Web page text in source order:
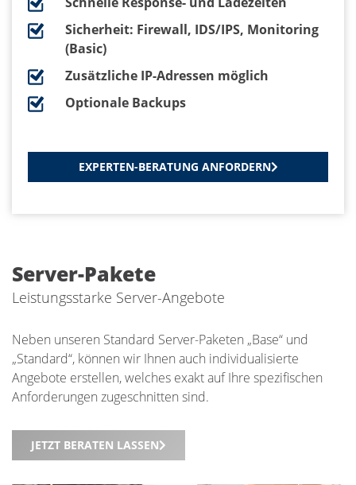
Sicherheit: Firewall, IDS/IPS, Monitoring
(Basic)
Zusätzliche IP-Adressen möglich
Optionale Backups
EXPERTEN-BERATUNG ANFORDERN
Server-Pakete
Leistungsstarke Server-Angebote
Neben unseren Standard Server-Paketen „Base“ und
„Standard“, können wir Ihnen auch individualisierte
Angebote erstellen, welches exakt auf Ihre spezifischen
Anforderungen zugeschnitten sind.
JETZT BERATEN LASSEN